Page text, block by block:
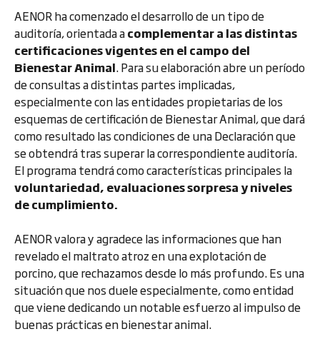
AENOR ha comenzado el desarrollo de un tipo de
auditoría, orientada acomplementar a las distintas
certificaciones vigentes en el campo del
Bienestar Animal. Para su elaboración abre un período
de consultas a distintas partes implicadas,
especialmente con las entidades propietarias de los
esquemas de certificación de Bienestar Animal, que dará
como resultado las condiciones de una Declaración que
se obtendrá tras superar la correspondiente auditoría.
El programa tendrá como características principales la
voluntariedad, evaluaciones sorpresa y niveles
de cumplimiento.
AENOR valora y agradece las informaciones que han
revelado el maltrato atroz en una explotación de
porcino, que rechazamos desde lo más profundo. Es una
situación que nos duele especialmente, como entidad
que viene dedicando un notable esfuerzo al impulso de
buenas prácticas en bienestar animal.